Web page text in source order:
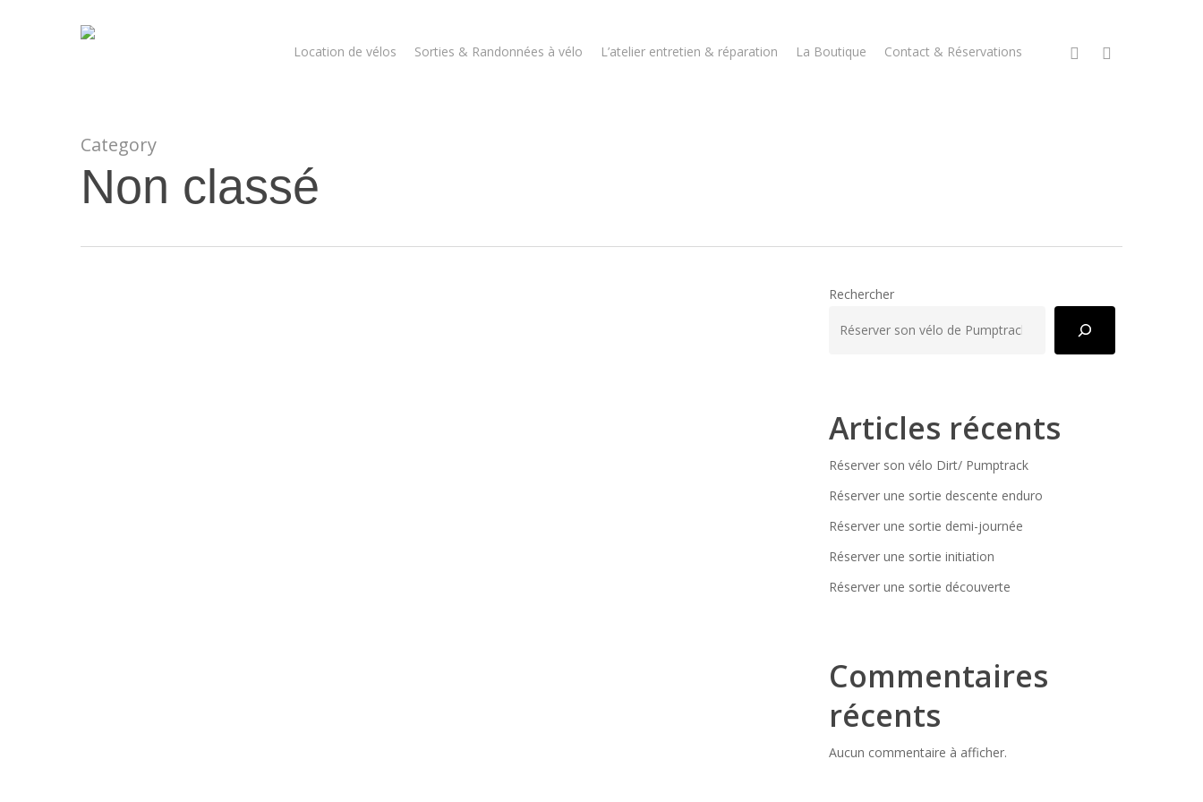
Location de vélos Sorties & Randonnées à vélo L’atelier entretien & réparation La Boutique Contact & Réservations facebookinstagram
Category
Non classé
Rechercher
Articles récents
Réserver son vélo Dirt/ Pumptrack
Réserver une sortie descente enduro
Réserver une sortie demi-journée
Réserver une sortie initiation
Réserver une sortie découverte
Commentaires
récents
Aucun commentaire à afficher.